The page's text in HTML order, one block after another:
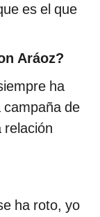
es el que
Aráoz?
ha
campaña de
relación
ha roto, yo